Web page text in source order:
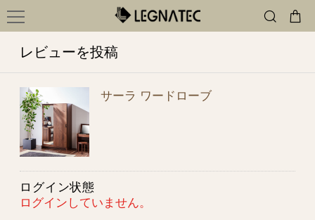
レビューを投稿
サーラ ワードローブ
ログイン状態
ログインしていません。